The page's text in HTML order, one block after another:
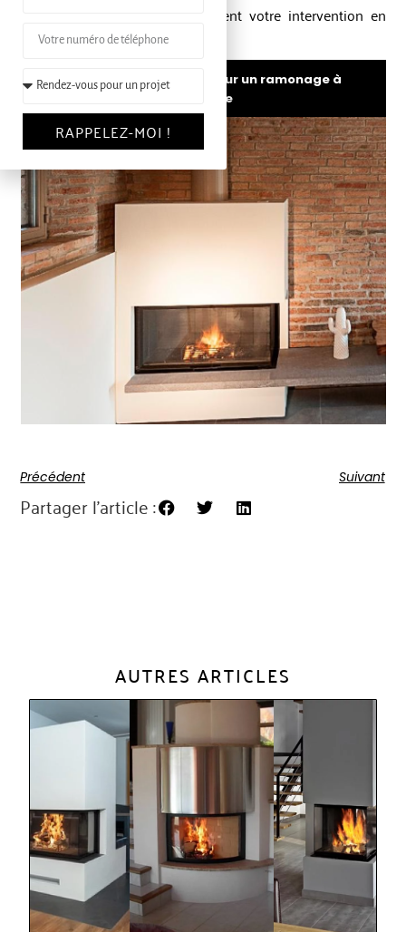
réserver directement votre intervention en
lignesur notre site.
Prendre rendez-vous pour un ramonage à
Toulouse
Précédent Suivant
Partager l'article :
AUTRES ARTICLES
RAPPELEZ-MOI !